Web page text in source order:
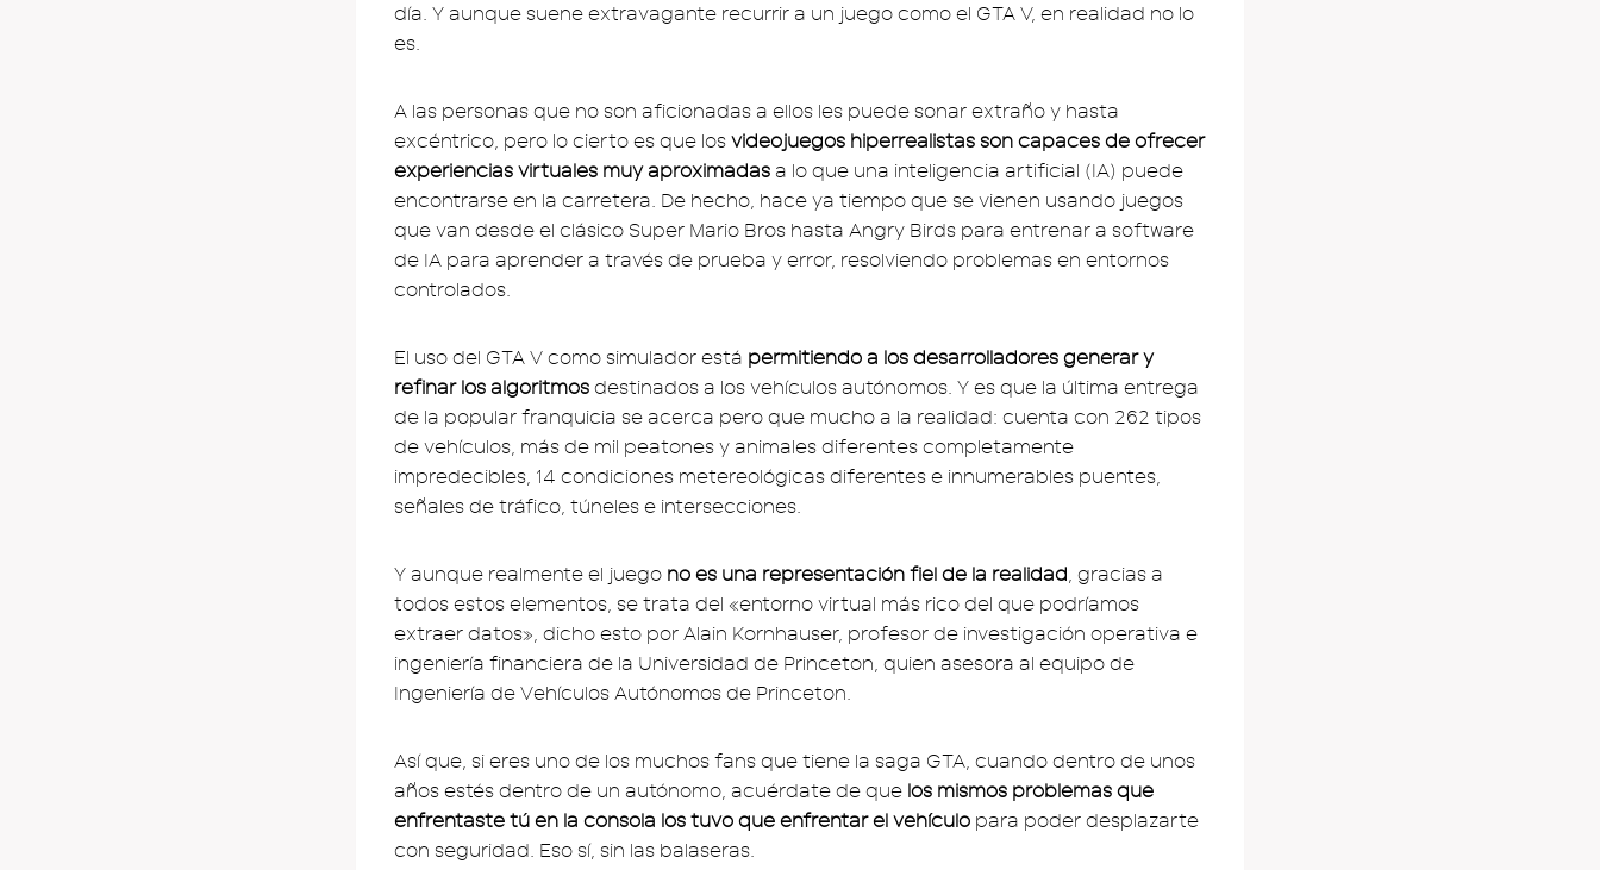
día. Y aunque suene extravagante recurrir a un juego como el GTA V, en realidad no lo
es.
A las personas que no son aficionadas a ellos les puede sonar extraño y hasta
excéntrico, pero lo cierto es que los videojuegos hiperrealistas son capaces de ofrecer
experiencias virtuales muy aproximadas a lo que una inteligencia artificial (IA) puede
encontrarse en la carretera. De hecho, hace ya tiempo que se vienen usando juegos
que van desde el clásico Super Mario Bros hasta Angry Birds para entrenar a software
de IA para aprender a través de prueba y error, resolviendo problemas en entornos
controlados.
El uso del GTA V como simulador está permitiendo a los desarrolladores generar y
refinar los algoritmos destinados a los vehículos autónomos. Y es que la última entrega
de la popular franquicia se acerca pero que mucho a la realidad: cuenta con 262 tipos
de vehículos, más de mil peatones y animales diferentes completamente
impredecibles, 14 condiciones metereológicas diferentes e innumerables puentes,
señales de tráfico, túneles e intersecciones.
Y aunque realmente el juego no es una representación fiel de la realidad, gracias a
todos estos elementos, se trata del «entorno virtual más rico del que podríamos
extraer datos», dicho esto por Alain Kornhauser, profesor de investigación operativa e
ingeniería financiera de la Universidad de Princeton, quien asesora al equipo de
Ingeniería de Vehículos Autónomos de Princeton.
Así que, si eres uno de los muchos fans que tiene la saga GTA, cuando dentro de unos
años estés dentro de un autónomo, acuérdate de que los mismos problemas que
enfrentaste tú en la consola los tuvo que enfrentar el vehículo para poder desplazarte
con seguridad. Eso sí, sin las balaseras.